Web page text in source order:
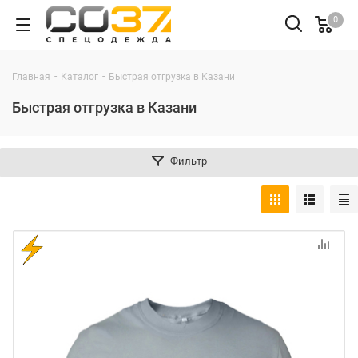
0
Главная - Каталог - Быстрая отгрузка в Казани
Быстрая отгрузка в Казани
Фильтр